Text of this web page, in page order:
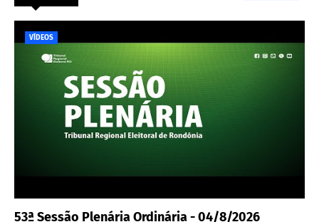
VÍDEOS
53ª Sessão Plenária Ordinária - 04/8/2026